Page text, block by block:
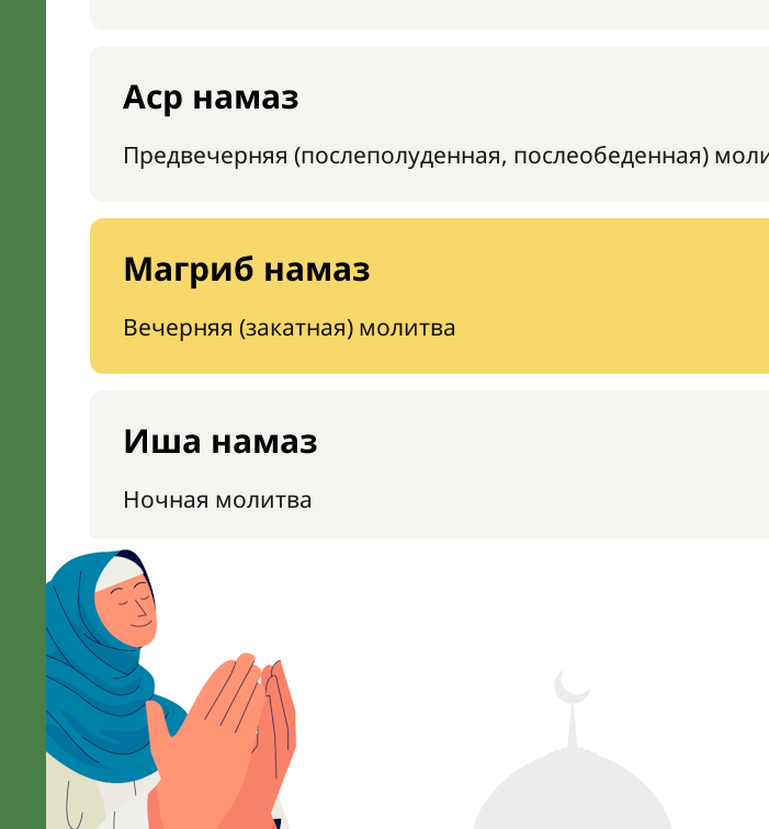
Аср намаз
Предвечерняя (послеполуденная, послеобеденная)
Магриб намаз
Вечерняя (закатная) молитва
Иша намаз
Ночная молитва